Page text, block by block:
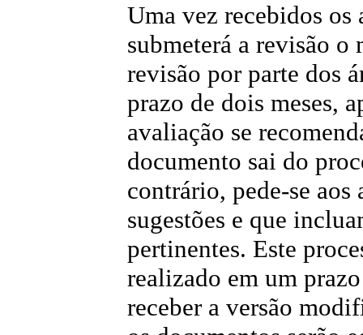
Uma vez recebidos os
submeterá a revisão o
revisão por parte dos
prazo de dois meses,
avaliação se
documento sai do
contrário, pede-se
sugestões e que
pertinentes. Este
realizado em um
receber a versão